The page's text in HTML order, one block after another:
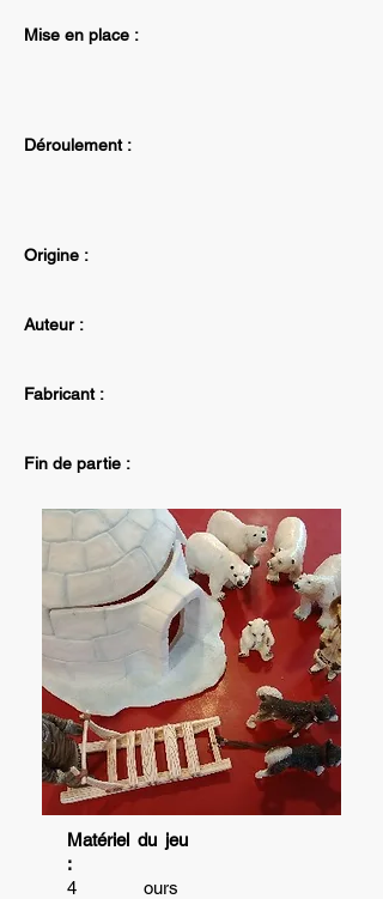
Mise en place :
Déroulement :
Origine :
Auteur :
Fabricant :
Fin de partie :
Matériel du jeu
:
4 ours